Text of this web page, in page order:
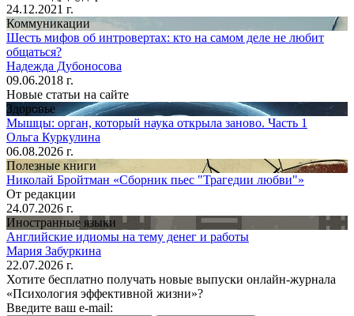
24.12.2021 г.
Коммуникации
Шесть мифов об интровертах: кто на самом деле не любит
общаться?
Надежда Дубоносова
09.06.2018 г.
Новые статьи на сайте
Здоровье
Мышцы: орган, который наука открыла заново. Часть 1
Ольга Куркулина
06.08.2026 г.
Полезные книги
Николай Бройтман «Сборник пьес "Трагедии любви"»
От редакции
24.07.2026 г.
Иностранные языки
Английские идиомы на тему денег и работы
Мария Забуркина
22.07.2026 г.
Хотите бесплатно получать новые выпуски онлайн-журнала
«Психология эффективной жизни»?
Введите ваш e-mail: